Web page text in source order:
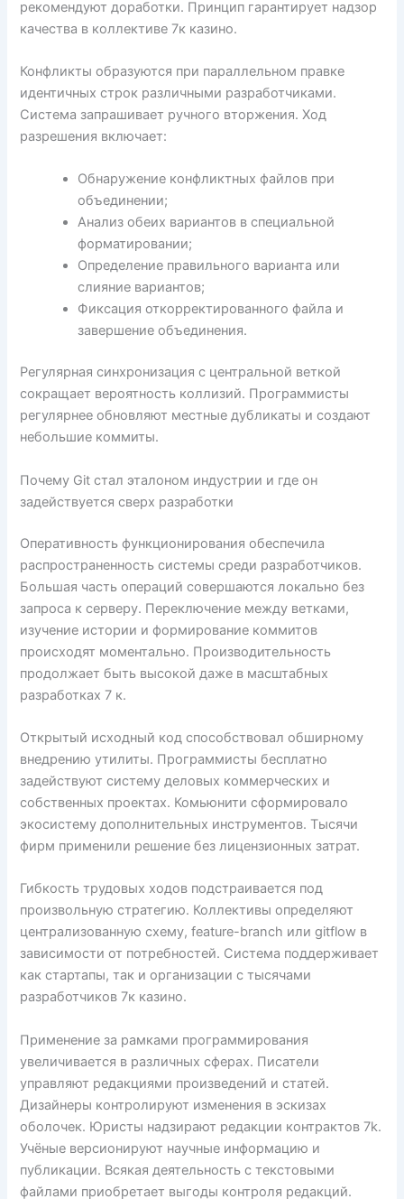
рекомендуют доработки. Принцип гарантирует надзор
качества в коллективе 7к казино.
Конфликты образуются при параллельном правке
идентичных строк различными разработчиками.
Система запрашивает ручного вторжения. Ход
разрешения включает:
Обнаружение конфликтных файлов при
объединении;
Анализ обеих вариантов в специальной
форматировании;
Определение правильного варианта или
слияние вариантов;
Фиксация откорректированного файла и
завершение объединения.
Регулярная синхронизация с центральной веткой
сокращает вероятность коллизий. Программисты
регулярнее обновляют местные дубликаты и создают
небольшие коммиты.
Почему Git стал эталоном индустрии и где он
задействуется сверх разработки
Оперативность функционирования обеспечила
распространенность системы среди разработчиков.
Большая часть операций совершаются локально без
запроса к серверу. Переключение между ветками,
изучение истории и формирование коммитов
происходят моментально. Производительность
продолжает быть высокой даже в масштабных
разработках 7 к.
Открытый исходный код способствовал обширному
внедрению утилиты. Программисты бесплатно
задействуют систему деловых коммерческих и
собственных проектах. Комьюнити сформировало
экосистему дополнительных инструментов. Тысячи
фирм применили решение без лицензионных затрат.
Гибкость трудовых ходов подстраивается под
произвольную стратегию. Коллективы определяют
централизованную схему, feature-branch или gitflow в
зависимости от потребностей. Система поддерживает
как стартапы, так и организации с тысячами
разработчиков 7к казино.
Применение за рамками программирования
увеличивается в различных сферах. Писатели
управляют редакциями произведений и статей.
Дизайнеры контролируют изменения в эскизах
оболочек. Юристы надзирают редакции контрактов 7k.
Учёные версионируют научные информацию и
публикации. Всякая деятельность с текстовыми
файлами приобретает выгоды контроля редакций.